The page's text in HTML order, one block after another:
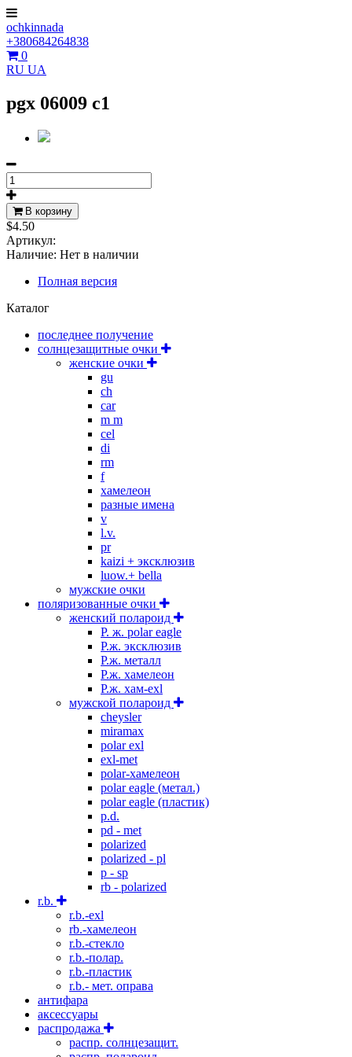
ochkinnada
+380684264838
0
RU UA
pgx 06009 c1
В корзину
$4.50
Артикул:
Наличие: Нет в наличии
Полная версия
Каталог
последнее получение
солнцезащитные очки
женские очки
gu
ch
car
m m
cel
di
rm
f
хамелеон
разные имена
v
l.v.
pr
kaizi + эксклюзив
luow.+ bella
мужские очки
поляризованные очки
женский полароид
P. ж. polar eagle
P.ж. эксклюзив
Р.ж. металл
P.ж. хамелеон
Р.ж. хам-exl
мужской полароид
cheysler
miramax
polar exl
exl-met
polar-хамелеон
polar eagle (метал.)
polar eagle (пластик)
p.d.
pd - met
polarized
polarized - pl
p - sp
rb - polarized
r.b.
r.b.-exl
rb.-хамелеон
r.b.-стекло
r.b.-полар.
r.b.-пластик
r.b.- мет. оправа
антифара
аксессуары
распродажа
распр. солнцезащит.